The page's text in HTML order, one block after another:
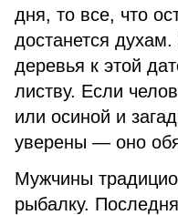
дня, то все, что
достанется
деревья к этой
листву. Если
или осиной и
уверены — оно
Мужчины
рыбалку.